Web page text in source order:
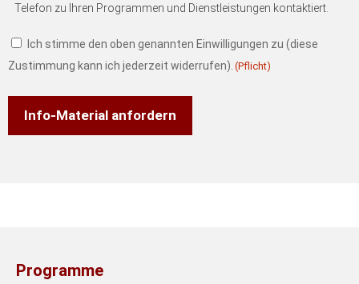
Telefon zu Ihren Programmen und Dienstleistungen kontaktiert.
Ich stimme den oben genannten Einwilligungen zu (diese
Zustimmung kann ich jederzeit widerrufen). (Pflicht)
Programme